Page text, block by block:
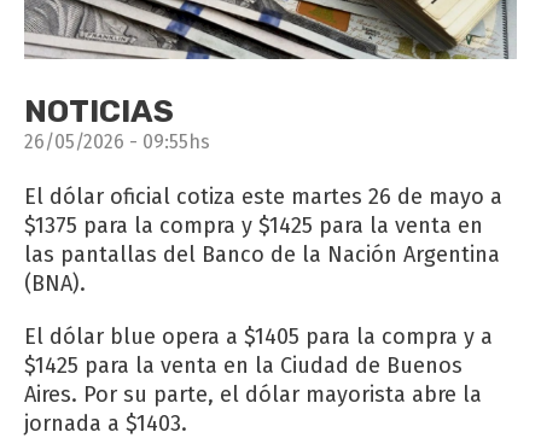
NOTICIAS
26/05/2026 - 09:55hs
El dólar oficial cotiza este martes 26 de mayo a
$1375 para la compra y $1425 para la venta en
las pantallas del Banco de la Nación Argentina
(BNA).
El dólar blue opera a $1405 para la compra y a
$1425 para la venta en la Ciudad de Buenos
Aires. Por su parte, el dólar mayorista abre la
jornada a $1403.